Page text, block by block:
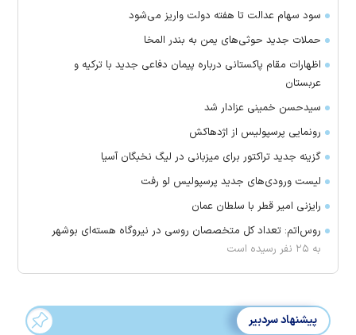
سود سهام عدالت تا هفته دولت واریز می‌شود
حملات جدید حوثی‌های یمن به بندر المخا
اظهارات مقام پاکستانی درباره پیمان دفاعی جدید با ترکیه و
عربستان
سیدحسن خمینی عزادار شد
رونمایی پرسپولیس از اژدهاکش
گزینه جدید تراکتور برای میزبانی در لیگ نخبگان آسیا
لیست ورودی‌های جدید پرسپولیس لو رفت
رایزنی امیر قطر با سلطان عمان
روس‌اتم: تعداد کل متخصصان روسی در نیروگاه هسته‌ای بوشهر
به ۲۵ نفر رسیده است
پیشنهاد سردبیر